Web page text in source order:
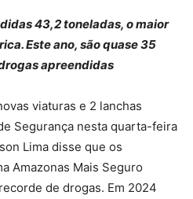
43,2 toneladas, o maior
Este ano, são quase 35
apreendidas
viaturas e 2 lanchas
Segurança nesta quarta-feira
Lima disse que os
Amazonas Mais Seguro
de drogas. Em 2024